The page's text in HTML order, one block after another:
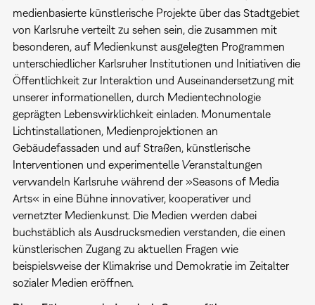
medienbasierte künstlerische Projekte über das Stadtgebiet
von Karlsruhe verteilt zu sehen sein, die zusammen mit
besonderen, auf Medienkunst ausgelegten Programmen
unterschiedlicher Karlsruher Institutionen und Initiativen die
Öffentlichkeit zur Interaktion und Auseinandersetzung mit
unserer informationellen, durch Medientechnologie
geprägten Lebenswirklichkeit einladen. Monumentale
Lichtinstallationen, Medienprojektionen an
Gebäudefassaden und auf Straßen, künstlerische
Interventionen und experimentelle Veranstaltungen
verwandeln Karlsruhe während der »Seasons of Media
Arts« in eine Bühne innovativer, kooperativer und
vernetzter Medienkunst. Die Medien werden dabei
buchstäblich als Ausdrucksmedien verstanden, die einen
künstlerischen Zugang zu aktuellen Fragen wie
beispielsweise der Klimakrise und Demokratie im Zeitalter
sozialer Medien eröffnen.